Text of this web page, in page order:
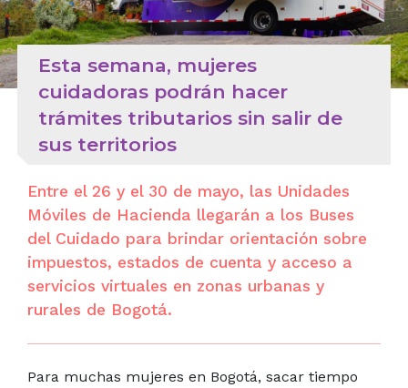
Esta semana, mujeres
cuidadoras podrán hacer
trámites tributarios sin salir de
sus territorios
Entre el 26 y el 30 de mayo, las Unidades
Móviles de Hacienda llegarán a los Buses
del Cuidado para brindar orientación sobre
impuestos, estados de cuenta y acceso a
servicios virtuales en zonas urbanas y
rurales de Bogotá.
Para muchas mujeres en Bogotá, sacar tiempo